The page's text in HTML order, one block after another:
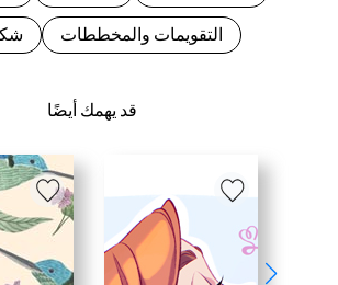
قد يهمك أيضًا
التقويمات والمخططات